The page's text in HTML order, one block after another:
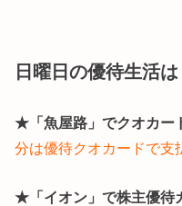
日曜日の優待生活は
★「魚屋路」でクオカー
分は優待クオカードで支
★「イオン」で株主優待